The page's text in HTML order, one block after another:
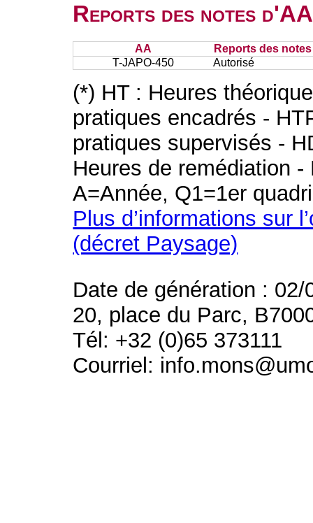
Reports des notes
AA
Reports des
T-JAPO-450
Autorisé
(*) HT : Heures
pratiques encadrés -
pratiques supervisés -
Heures de remédiation
A=Année, Q1=1er
Plus d’informations sur
(décret Paysage)
Date de génération : 02/
20, place du Parc,
Tél: +32 (0)65 373111
Courriel: